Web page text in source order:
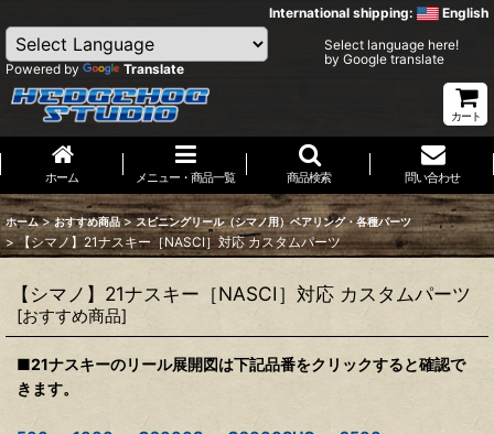
International shipping: English
Powered by Translate
Select language here!
by Google translate
カート
ホーム メニュー・商品一覧 商品検索 問い合わせ
ホーム > おすすめ商品 > スピニングリール（シマノ用）ベアリング・各種パーツ
> 【シマノ】21ナスキー［NASCI］対応 カスタムパーツ
【シマノ】21ナスキー［NASCI］対応 カスタムパーツ
[おすすめ商品]
■21ナスキーのリール展開図は下記品番をクリックすると確認で
きます。